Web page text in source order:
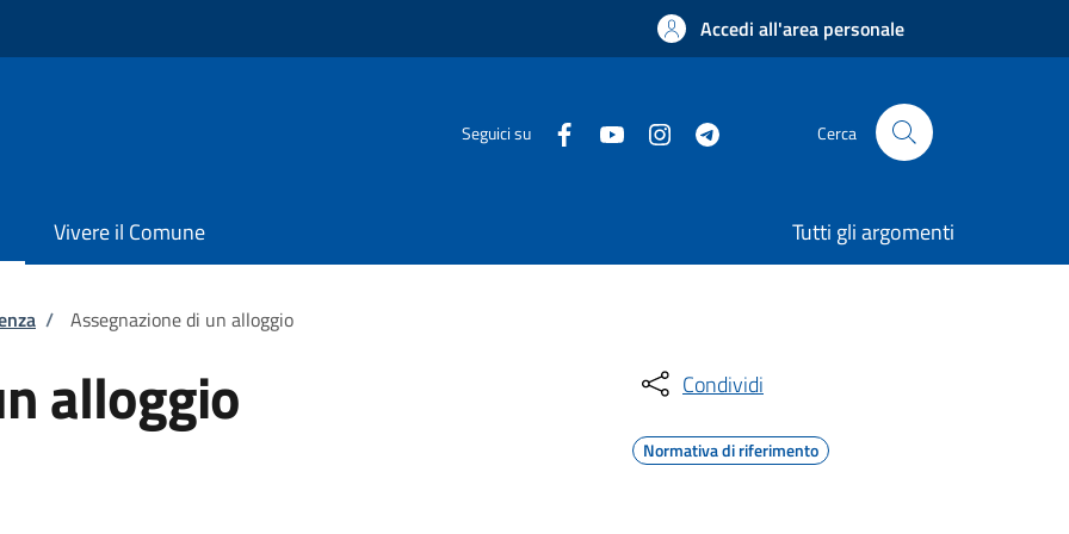
Accedi all'area personale
Seguici su Cerca
Vivere il Comune Tutti gli argomenti
/ Assegnazione di un alloggio
alloggio Condividi
Normativa di riferimento